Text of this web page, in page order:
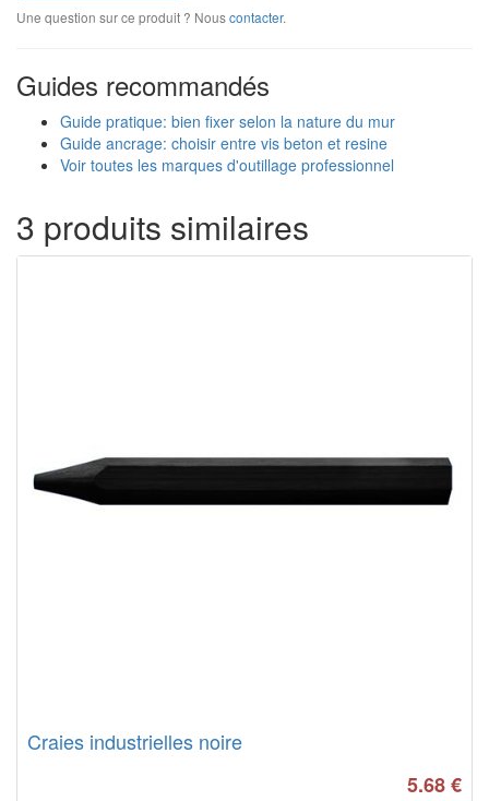
Une question sur ce produit ? Nouscontacter.
Guides recommandés
Guide pratique: bien fixer selon la nature du mur
Guide ancrage: choisir entre vis beton et resine
Voir toutes les marques d'outillage professionnel
3 produits similaires
Craies industrielles noire
5.68€